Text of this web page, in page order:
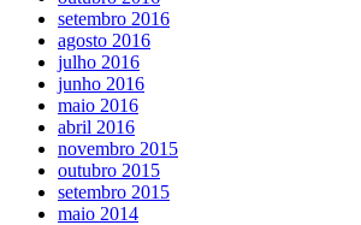
setembro 2016
agosto 2016
julho 2016
junho 2016
maio 2016
abril 2016
novembro 2015
outubro 2015
setembro 2015
maio 2014